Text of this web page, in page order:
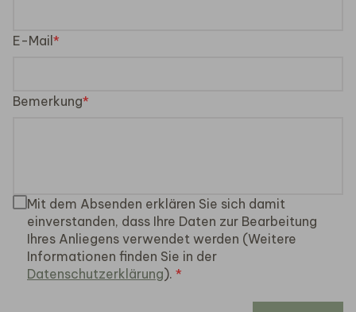
E-Mail
Bemerkung
Mit dem Absenden erklären Sie sich damit
einverstanden, dass Ihre Daten zur Bearbeitung
Ihres Anliegens verwendet werden (Weitere
Informationen finden Sie in der
Datenschutzerklärung).